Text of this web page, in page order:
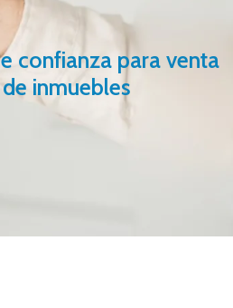
confianza para venta
inmuebles